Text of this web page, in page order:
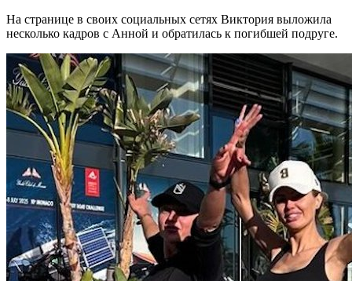
На странице в своих социальных сетях Виктория выложила
несколько кадров с Анной и обратилась к погибшей подруге.